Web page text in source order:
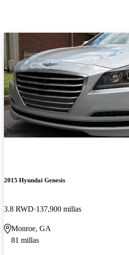
¡Nuevo!
2015 Hyundai Genesis
3.8 RWD 137,900 millas
Monroe, GA
81 millas